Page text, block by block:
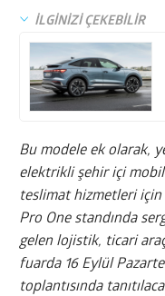
İLGİNİZİ ÇEKEBİLİR
Bu modele ek olarak,
elektrikli şehir içi
teslimat hizmetleri
Pro One standında
gelen lojistik, ticari
fuarda 16 Eylül
toplantısında